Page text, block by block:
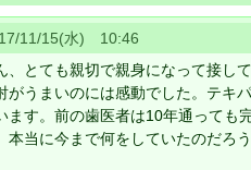
11/15(水) 10:46
、とても親切で親身になって接し
がうまいのには感動でした。テキ
ます。前の歯医者は10年通っても
本当に今まで何をしていたのだろ